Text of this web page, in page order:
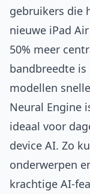
gebruikers die
nieuwe iPad
50% meer
bandbreedte is
modellen
Neural Engine
ideaal voor
device AI. Zo
onderwerpen
krachtige AI-